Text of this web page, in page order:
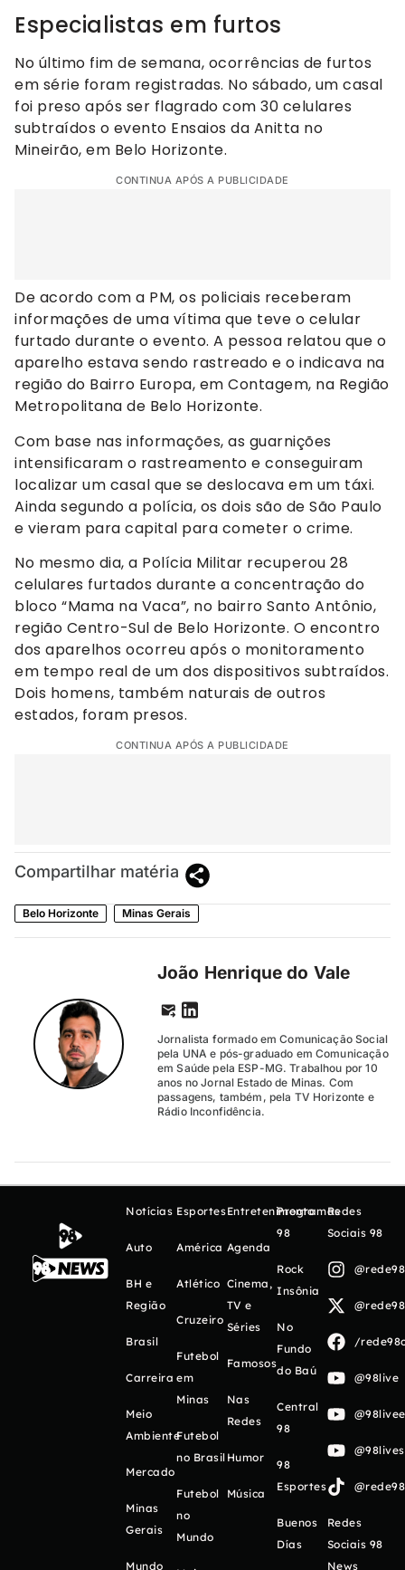
Especialistas em furtos
No último fim de semana, ocorrências de furtos
em série foram registradas. No sábado, um casal
foi preso após ser flagrado com 30 celulares
subtraídos o evento Ensaios da Anitta no
Mineirão, em Belo Horizonte.
CONTINUA APÓS A PUBLICIDADE
De acordo com a PM, os policiais receberam
informações de uma vítima que teve o celular
furtado durante o evento. A pessoa relatou que o
aparelho estava sendo rastreado e o indicava na
região do Bairro Europa, em Contagem, na Região
Metropolitana de Belo Horizonte.
Com base nas informações, as guarnições
intensificaram o rastreamento e conseguiram
localizar um casal que se deslocava em um táxi.
Ainda segundo a polícia, os dois são de São Paulo
e vieram para capital para cometer o crime.
No mesmo dia, a Polícia Militar recuperou 28
celulares furtados durante a concentração do
bloco “Mama na Vaca”, no bairro Santo Antônio,
região Centro-Sul de Belo Horizonte. O encontro
dos aparelhos ocorreu após o monitoramento
em tempo real de um dos dispositivos subtraídos.
Dois homens, também naturais de outros
estados, foram presos.
CONTINUA APÓS A PUBLICIDADE
Compartilhar matéria
Belo Horizonte Minas Gerais
João Henrique do Vale
Jornalista formado em Comunicação Social
pela UNA e pós-graduado em Comunicação
em Saúde pela ESP-MG. Trabalhou por 10
anos no Jornal Estado de Minas. Com
passagens, também, pela TV Horizonte e
Rádio Inconfidência.
Notícias
Auto
BH e
Região
Brasil
Carreira
Meio
Ambiente
Mercado
Minas
Gerais
Mundo
Esportes
América
Atlético
Cruzeiro
Futebol
em
Minas
Futebol
no Brasil
Futebol
no
Mundo
Entretenimento
Agenda
Cinema,
TV e
Séries
Famosos
Nas
Redes
Humor
Música
Programas
98
Rock
Insônia
No
Fundo
do Baú
Central
98
98
Esportes
Buenos
Días
Redes
Sociais 98
/
@98live
Redes
Sociais 98
News